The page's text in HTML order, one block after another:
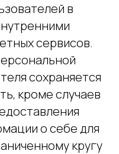
в
сервисов.
сохраняется
кроме случаев
о себе для
кругу